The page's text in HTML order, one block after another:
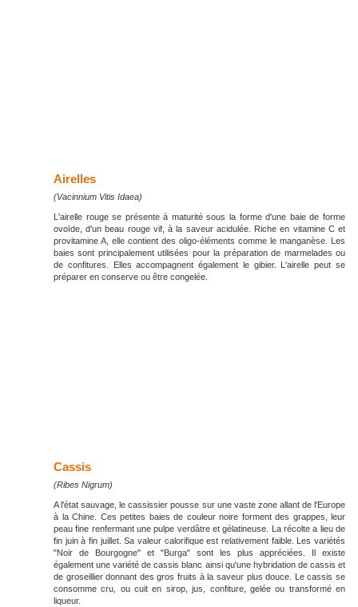
Airelles
(Vacinnium Vitis Idaea)
L'airelle rouge se présente à maturité sous la forme d'une baie de forme
ovoïde, d'un beau rouge vif, à la saveur acidulée. Riche en vitamine C et
provitamine A, elle contient des oligo-éléments comme le manganèse. Les
baies sont principalement utilisées pour la préparation de marmelades ou
de confitures. Elles accompagnent également le gibier. L'airelle peut se
préparer en conserve ou être congelée.
Cassis
(Ribes Nigrum)
A l'état sauvage, le cassissier pousse sur une vaste zone allant de l'Europe
à la Chine. Ces petites baies de couleur noire forment des grappes, leur
peau fine renfermant une pulpe verdâtre et gélatineuse. La récolte a lieu de
fin juin à fin juillet. Sa valeur calorifique est relativement faible. Les variétés
"Noir de Bourgogne" et "Burga" sont les plus appréciées. Il existe
également une variété de cassis blanc ainsi qu'une hybridation de cassis et
de groseillier donnant des gros fruits à la saveur plus douce. Le cassis se
consomme cru, ou cuit en sirop, jus, confiture, gelée ou transformé en
liqueur.